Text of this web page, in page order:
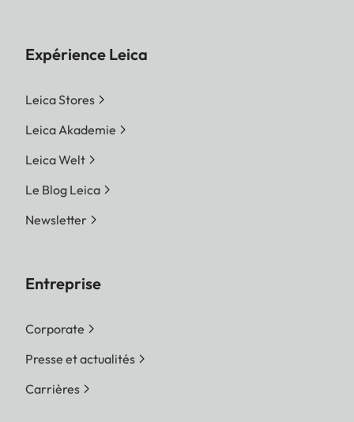
Expérience Leica
Leica Stores
Leica Akademie
Leica Welt
Le Blog Leica
Newsletter
Entreprise
Corporate
Presse et actualités
Carrières